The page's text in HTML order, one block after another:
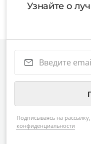
Узнайте о
Подписываясь на
конфиденциальности